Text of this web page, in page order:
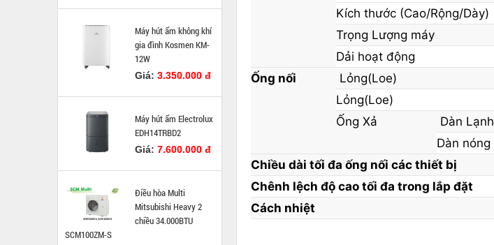
Máy hút ẩm không khí
gia đình Kosmen KM-
12W
Giá: 3.350.000 đ
Máy hút ẩm Electrolux
EDH14TRBD2
Giá: 7.600.000 đ
Điều hòa Multi
Mitsubishi Heavy 2
chiều 34.000BTU
SCM100ZM-S
Kích thước (Cao/Rộng/Dày)
Trọng Lượng máy
Dải hoạt động
Ống nối
Lỏng(Loe)
Lỏng(Loe)
Ống Xả
Dàn Lạnh
Dàn nóng
Chiều dài tối đa ống nối các thiết bị
Chênh lệch độ cao tối đa trong lắp đặt
Cách nhiệt